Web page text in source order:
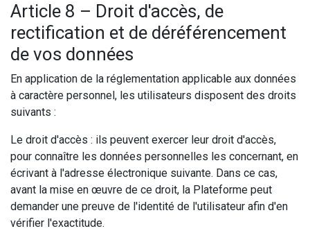
Article 8 – Droit d'accès, de
rectification et de déréférencement
de vos données
En application de la réglementation applicable aux données
à caractère personnel, les utilisateurs disposent des droits
suivants :
Le droit d'accès : ils peuvent exercer leur droit d'accès,
pour connaître les données personnelles les concernant, en
écrivant à l'adresse électronique suivante. Dans ce cas,
avant la mise en œuvre de ce droit, la Plateforme peut
demander une preuve de l'identité de l'utilisateur afin d'en
vérifier l'exactitude.